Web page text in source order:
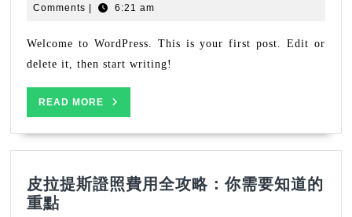
14,
Comments | 6:21 am
Welcome to WordPress. This is your first post. Edit or
delete it, then start writing!
READ MORE
MORE
皮拉提斯證照費用全攻略：你需要知道的
重點皮